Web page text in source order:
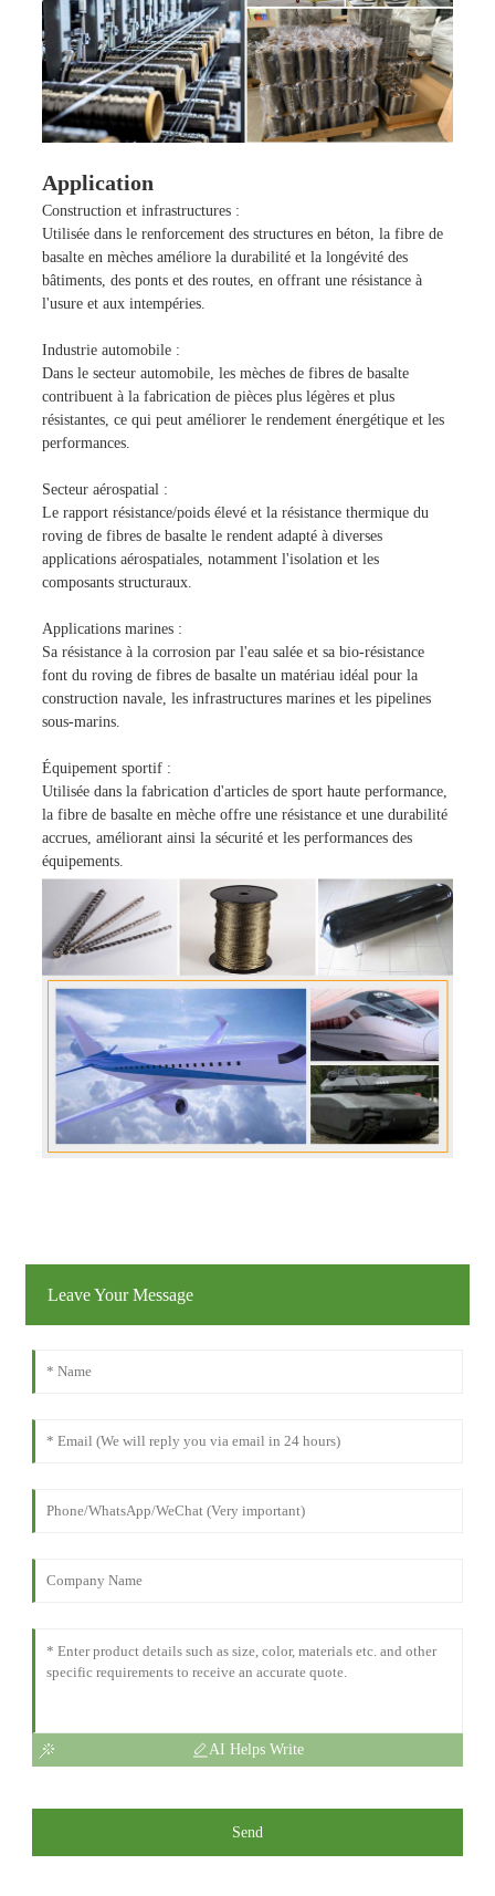
Application
Construction et infrastructures :
Utilisée dans le renforcement des structures en béton, la fibre de
basalte en mèches améliore la durabilité et la longévité des
bâtiments, des ponts et des routes, en offrant une résistance à
l'usure et aux intempéries.
Industrie automobile :
Dans le secteur automobile, les mèches de fibres de basalte
contribuent à la fabrication de pièces plus légères et plus
résistantes, ce qui peut améliorer le rendement énergétique et les
performances.
Secteur aérospatial :
Le rapport résistance/poids élevé et la résistance thermique du
roving de fibres de basalte le rendent adapté à diverses
applications aérospatiales, notamment l'isolation et les
composants structuraux.
Applications marines :
Sa résistance à la corrosion par l'eau salée et sa bio-résistance
font du roving de fibres de basalte un matériau idéal pour la
construction navale, les infrastructures marines et les pipelines
sous-marins.
Équipement sportif :
Utilisée dans la fabrication d'articles de sport haute performance,
la fibre de basalte en mèche offre une résistance et une durabilité
accrues, améliorant ainsi la sécurité et les performances des
équipements.
Leave Your Message
AI Helps Write
Send